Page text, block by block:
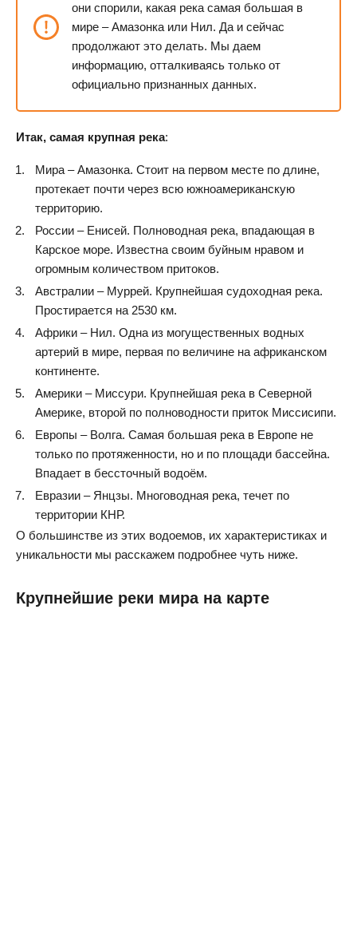
они спорили, какая река самая большая в
мире – Амазонка или Нил. Да и сейчас
продолжают это делать. Мы даем
информацию, отталкиваясь только от
официально признанных данных.
Итак, самая крупная река:
Мира – Амазонка. Стоит на первом месте по длине,
протекает почти через всю южноамериканскую
территорию.
России – Енисей. Полноводная река, впадающая в
Карское море. Известна своим буйным нравом и
огромным количеством притоков.
Австралии – Муррей. Крупнейшая судоходная река.
Простирается на 2530 км.
Африки – Нил. Одна из могущественных водных
артерий в мире, первая по величине на африканском
континенте.
Америки – Миссури. Крупнейшая река в Северной
Америке, второй по полноводности приток Миссисипи.
Европы – Волга. Самая большая река в Европе не
только по протяженности, но и по площади бассейна.
Впадает в бессточный водоём.
Евразии – Янцзы. Многоводная река, течет по
территории КНР.
О большинстве из этих водоемов, их характеристиках и
уникальности мы расскажем подробнее чуть ниже.
Крупнейшие реки мира на карте